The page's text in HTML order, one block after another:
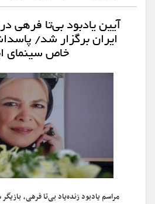
آیین یادبود بی‌تا فرهی
ایران برگزار شد/
خاص سینمای
مراسم یادبود زنده‌یاد بی‌تا فرهی،